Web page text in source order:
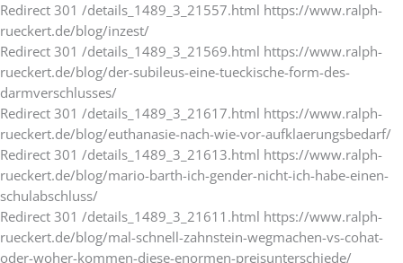
Redirect 301 /details_1489_3_21557.html https://www.ralph-
rueckert.de/blog/inzest/
Redirect 301 /details_1489_3_21569.html https://www.ralph-
rueckert.de/blog/der-subileus-eine-tueckische-form-des-
darmverschlusses/
Redirect 301 /details_1489_3_21617.html https://www.ralph-
rueckert.de/blog/euthanasie-nach-wie-vor-aufklaerungsbedarf/
Redirect 301 /details_1489_3_21613.html https://www.ralph-
rueckert.de/blog/mario-barth-ich-gender-nicht-ich-habe-einen-
schulabschluss/
Redirect 301 /details_1489_3_21611.html https://www.ralph-
rueckert.de/blog/mal-schnell-zahnstein-wegmachen-vs-cohat-
oder-woher-kommen-diese-enormen-preisunterschiede/